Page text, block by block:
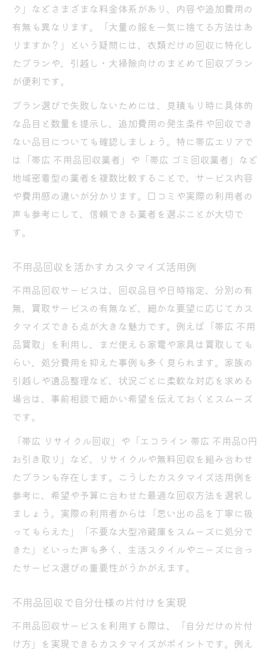
安心して頼める不用品回収の見極め方
安心できる不用品回収業者の特徴を解説
不用品回収でトラブル回避する選び方とは
ヤバい不用品回収業者の見抜き方と対策
自分に合った不用品回収プランの選び方
不用品回収プランを比較する際の着眼点
不用品回収で最適プランを選ぶ具体的手順
不用品回収の料金体系とサービスの違い
不用品回収で損しないプラン選びの工夫
大量の服や家電も不用品回収で手間なく整理
方法
家電も一緒に頼める不用品回収の活用術
不用品回収で分別ストレスを減らすコツ
不用品回収を利用した手間なし大量処分法
不用品回収で家まるごとスッキリ整理
不用品回収で追加費用を避ける方法とは
追加費用が発生しやすい不用品回収例
不用品回収の見積もり確認ポイント
不用品回収で料金トラブルを回避する方法
不用品回収の追加請求を予防する秘訣
ク」などさまざまな料金体系があり、内容や追加費用の
有無も異なります。「大量の服を一気に捨てる方法はあ
りますか？」という疑問には、衣類だけの回収に特化し
たプランや、引越し・大掃除向けのまとめて回収プラン
が便利です。
プラン選びで失敗しないためには、見積もり時に具体的
な品目と数量を提示し、追加費用の発生条件や回収でき
ない品目についても確認しましょう。特に帯広エリアで
は「帯広 不用品回収業者」や「帯広 ゴミ回収業者」など
地域密着型の業者を複数比較することで、サービス内容
や費用感の違いが分かります。口コミや実際の利用者の
声も参考にして、信頼できる業者を選ぶことが大切で
す。
不用品回収を活かすカスタマイズ活用例
不用品回収サービスは、回収品目や日時指定、分別の有
無、買取サービスの有無など、細かな要望に応じてカス
タマイズできる点が大きな魅力です。例えば「帯広 不用
品買取」を利用し、まだ使える家電や家具は買取しても
らい、処分費用を抑えた事例も多く見られます。家族の
引越しや遺品整理など、状況ごとに柔軟な対応を求める
場合は、事前相談で細かい希望を伝えておくとスムーズ
です。
「帯広 リサイクル回収」や「エコライン 帯広 不用品0円
お引き取り」など、リサイクルや無料回収を組み合わせ
たプランも存在します。こうしたカスタマイズ活用例を
参考に、希望や予算に合わせた最適な回収方法を選択し
ましょう。実際の利用者からは「思い出の品を丁寧に扱
ってもらえた」「不要な大型冷蔵庫をスムーズに処分で
きた」といった声も多く、生活スタイルやニーズに合っ
たサービス選びの重要性がうかがえます。
不用品回収で自分仕様の片付けを実現
不用品回収サービスを利用する際は、「自分だけの片付
け方」を実現できるカスタマイズがポイントです。例え